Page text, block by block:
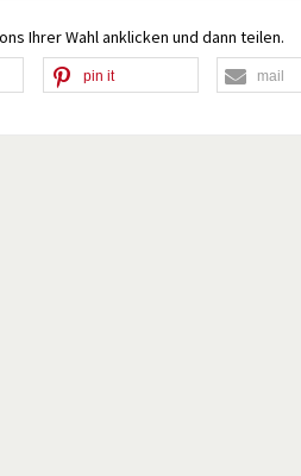
Ihrer Wahl anklicken und dann teilen.
pin it mail